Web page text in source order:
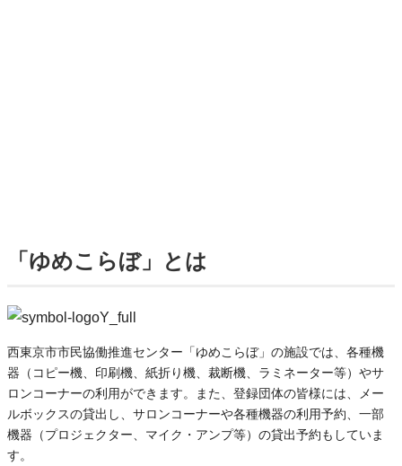
「ゆめこらぼ」とは
西東京市市民協働推進センター「ゆめこらぼ」の施設では、各種機
器（コピー機、印刷機、紙折り機、裁断機、ラミネーター等）やサ
ロンコーナーの利用ができます。また、登録団体の皆様には、メー
ルボックスの貸出し、サロンコーナーや各種機器の利用予約、一部
機器（プロジェクター、マイク・アンプ等）の貸出予約もしていま
す。